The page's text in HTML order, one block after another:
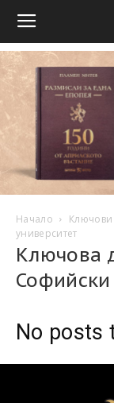
Начало
университет
Ключова
Софийски
No posts